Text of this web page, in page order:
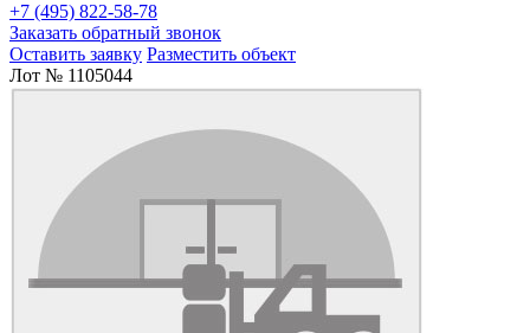
+7 (495) 822-58-78
Заказать обратный звонок
Оставить заявку Разместить объект
Лот № 1105044